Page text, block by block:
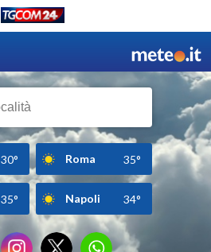
30° Roma 35°
35° Napoli 34°